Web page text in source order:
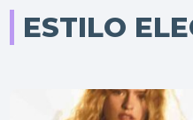
ESTILO